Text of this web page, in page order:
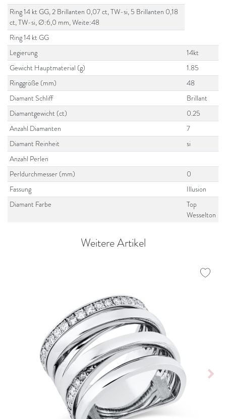
Ring 14 kt GG, 2 Brillanten 0,07 ct, TW-si, 5 Brillanten 0,18
ct, TW-si, Ø:6,0 mm, Weite:48
Ring 14 kt GG
Legierung
14kt
Gewicht Hauptmaterial (g)
1.85
Ringgröße (mm)
48
Diamant Schliff
Brillant
Diamantgewicht (ct)
0.25
Anzahl Diamanten
7
Diamant Reinheit
si
Anzahl Perlen
Perldurchmesser (mm)
0
Fassung
Illusion
Diamant Farbe
Top
Wesselton
Weitere Artikel